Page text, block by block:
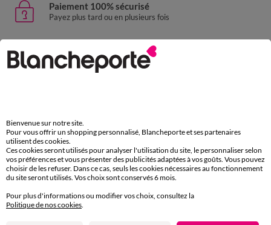
Paiement 100% sécurisé
Payez plus tard ou en plusieurs fois
Livraison express
domicile, relais, consignes automatiques
Service clients
par chat et par téléphone
de 8h00 à 20h00 du lundi au samedi
11€ Offerts
Bienvenue sur notre site.
Pour vous offrir un shopping personnalisé, Blancheporte et ses partenaires
utilisent des cookies.
Ces cookies seront utilisés pour analyser l'utilisation du site, le personnaliser selon
vos préférences et vous présenter des publicités adaptées à vos goûts. Vous pouvez
choisir de les refuser. Dans ce cas, seuls les cookies nécessaires au fonctionnement
du site seront utilisés. Vos choix sont conservés 6 mois.
Pour plus d'informations ou modifier vos choix, consultez la
Politique de nos cookies.